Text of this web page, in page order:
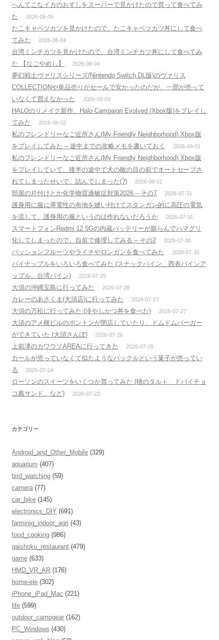
へんてこなイカのおすしをスーパーで見かけたので買って食べてみ
た
2026-08-05
たこキャベツカツを見かけたので、たこキャベツカツ丼にして食べ
てみた
2026-08-04
台湾ミンチカツを見かけたので、台湾ミンチカツ丼にして食べてみ
た 【なごやめし】
2026-08-04
夢幻戦士ヴァリスシリーズ(Nintendo Switch DL版)のヴァリス
COLLECTIONや単品売りがセールで安かったのだが、一部が売って
いなくて買えなかった
2026-08-03
HALOのリメイク新作、Halo Campaign Evolved (Xbox版)をプレイし
てみた
2026-08-02
私のフレンドリーなご近所さん(My Friendly Neighborhood) Xbox版
をプレイしてみた – 途中までの攻略メモを書いておく
2026-08-01
私のフレンドリーなご近所さん(My Friendly Neighborhood) Xbox版
をプレイしていて、後半の途中で犬の敵の目の前でオートセーブさ
れてしまったせいで、詰んでしまった(?)
2026-08-01
部屋の片付けとか化学物質過敏症対策2026 – その7 2026-07-31
護身用に服に導電性の布地を縫い付けてスタンガン的に高圧の電気
を流して、護身用の服というのは作れないだろうか
2026-07-31
スマートフォンRedmi 12 5Gの内蔵バッテリーが膨らんでハマグリ
化してしまったので、自前で修理してみる – その2
2026-07-30
パッションフルーツやライチやロンガンを食べてみた 2026-07-30
パイナップルをいろいろ食べてみた (スナックパイン、西表パインア
ップル、台湾パイン)
2026-07-29
大須の沖縄宝島に行ってみた 2026-07-28
カレーのあさくま(大須店)に行ってみた 2026-07-27
大須の万松に行ってみた (冷やしかつ丼を食べた) 2026-07-27
大須のアメ横ビルのボントンが閉店していたり、ドムドムバーガー
ができていた (大須さんぼ)
2026-07-26
上前津のカワウソAREAに行ってきた 2026-07-25
カールが売っていなくて似たようなパックルという菓子が売ってい
る
2026-07-24
ローソンのスイーツをいくつか買ってみた (桃のタルト、ドバイチョ
コ風サンド、など)
2026-07-23
カテゴリー
Android_and_Other_Mobile (329)
aquarium (407)
bird_watching (59)
camera (77)
car_bike (145)
electronics_DIY (691)
farminig_indoor_agri (43)
food_cooking (986)
gaishoku_restaurant (479)
game (633)
HMD_VR_AR (176)
home-ele (302)
iPhone_iPad_Mac (221)
life (599)
outdoor_campgear (162)
PC_Windows (430)